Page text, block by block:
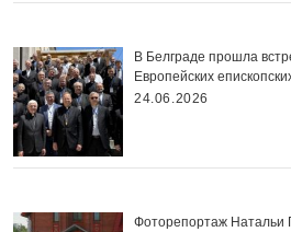
В Белграде прошла
Европейских
24.06.2026
Фоторепортаж Натальи